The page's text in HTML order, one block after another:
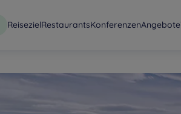
ReisezielRestaurantsKonferenzenAngebote